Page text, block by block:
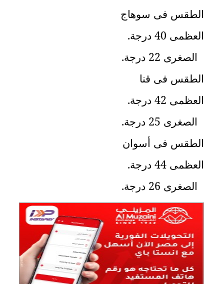
الطقس فى سوهاج
العظمى 40 درجة
.
الصغرى 22 درجة
.
الطقس فى قنا
العظمى 42 درجة
.
الصغرى 25 درجة
.
الطقس فى أسوان
العظمى 44 درجة
.
الصغرى 26 درجة
.